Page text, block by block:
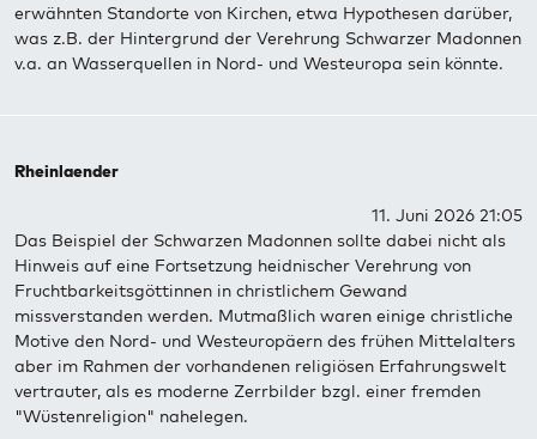
erwähnten Standorte von Kirchen, etwa Hypothesen darüber,
was z.B. der Hintergrund der Verehrung Schwarzer Madonnen
v.a. an Wasserquellen in Nord- und Westeuropa sein könnte.
Rheinlaender
11. Juni 2026 21:05
Das Beispiel der Schwarzen Madonnen sollte dabei nicht als
Hinweis auf eine Fortsetzung heidnischer Verehrung von
Fruchtbarkeitsgöttinnen in christlichem Gewand
missverstanden werden. Mutmaßlich waren einige christliche
Motive den Nord- und Westeuropäern des frühen Mittelalters
aber im Rahmen der vorhandenen religiösen Erfahrungswelt
vertrauter, als es moderne Zerrbilder bzgl. einer fremden
"Wüstenreligion" nahelegen.